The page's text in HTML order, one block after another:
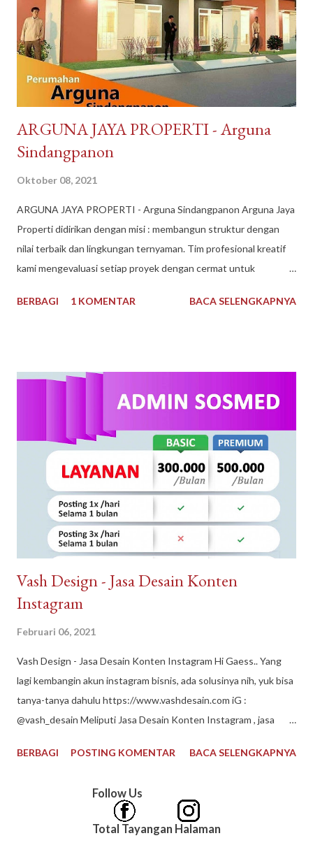
convenience store seperti Indomaret dan Alfamart. Reputasi
toko juga terpercaya, banyak testimoni review bintang 5.
Pelayanan bagus, produk bagus. Recommended banget
DayToNight Tokopedia, Tarakan - Indonesia #daytonight #da...
​ARGUNA JAYA PROPERTI - Arguna
Sindangpanon
Oktober 08, 2021
​ARGUNA JAYA PROPERTI - Arguna Sindangpanon Arguna Jaya
Properti didirikan dengan misi : membangun struktur dengan
nilai terbaik dan lingkungan ternyaman. Tim profesional kreatif
kami mengevaluasi setiap proyek dengan cermat untuk
tahun kami telah dikenal sebagai Pengembang Real Estate
keinginan untuk mewujudkan Impian anda. Menggunakan bahan
berkualitas dan tenaga ahli dan konstan terbaik. Arguna Jaya
Sindangpanon, rumah murah Bandung , rumah modern terbaik.
Arguna Jaya Properti Jl. Citeureup, Sindangpanon, Kec.
Banjaran, Bandung, Jawa Barat 40377
BERBAGI 1 KOMENTAR BACA SELENGKAPNYA
Vash Design - Jasa Desain Konten
Instagram
Februari 06, 2021
Vash Design - Jasa Desain Konten Instagram Hi Gaess.. Yang
lagi kembangin akun instagram bisnis, ada solusinya nih, yuk bisa
tanya-tanya dahulu https://www.vashdesain.com iG :
@vash_desain Meliputi Jasa Desain Konten Instagram , jasa
#vashdesain #jasadesainkonteninstagram #jasadesaingrafis
#contentcreator #jasadesain #editfoto #desainlogo #vector
#logousaha #buatlogo #desaingrafis #desaincover
BERBAGI POSTING KOMENTAR BACA SELENGKAPNYA
Follow Us
Total Tayangan Halaman